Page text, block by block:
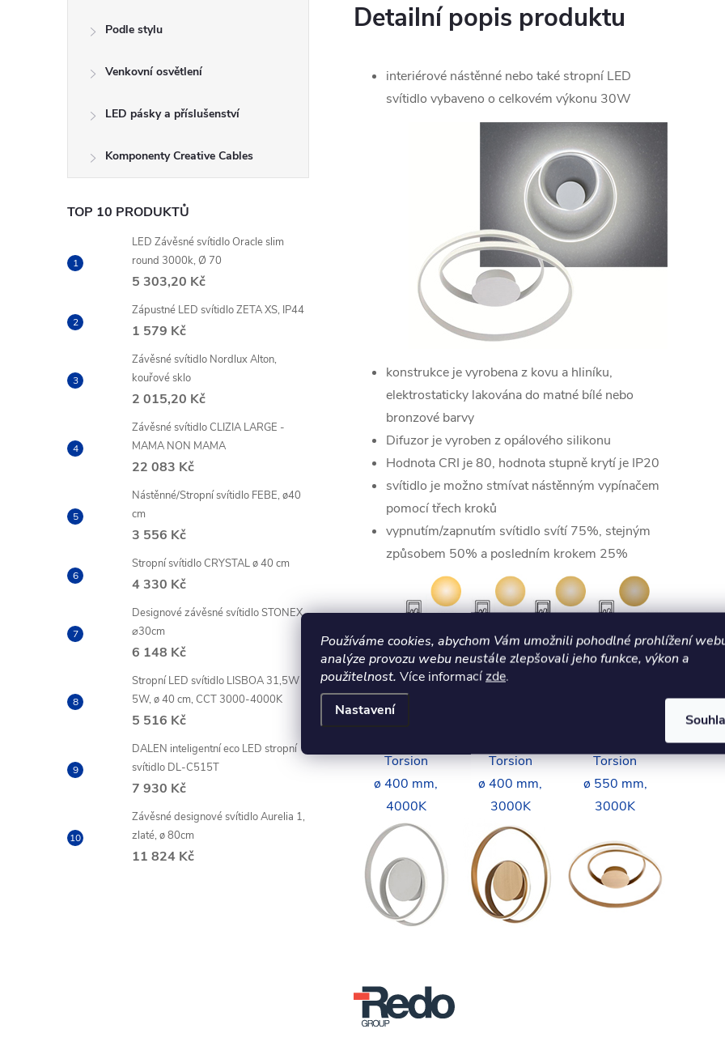
Používáme cookies, abychom Vám umožnili pohodlné prohlížení
analýze provozu webu neustále zlepšovali jeho funkce, výkon a
použitelnost. Více informacízde.
Nastavení
Podle stylu
Venkovní osvětlení
LED pásky a příslušenství
Komponenty Creative Cables
TOP 10 PRODUKTŮ
LED Závěsné svítidlo Oracle slim
round 3000k, Ø 70
5 303,20 Kč
Zápustné LED svítidlo ZETA XS, IP44
1 579 Kč
Závěsné svítidlo Nordlux Alton,
kouřové sklo
2 015,20 Kč
Závěsné svítidlo CLIZIA LARGE -
MAMA NON MAMA
22 083 Kč
Nástěnné/Stropní svítidlo FEBE, ø40
cm
3 556 Kč
Stropní svítidlo CRYSTAL ø 40 cm
4 330 Kč
Designové závěsné svítidlo STONEX
⌀30cm
6 148 Kč
Stropní LED svítidlo LISBOA 31,5W +
5W, ø 40 cm, CCT 3000-4000K
5 516 Kč
DALEN inteligentní eco LED stropní
svítidlo DL-C515T
7 930 Kč
Závěsné designové svítidlo Aurelia 1,
zlaté, ø 80cm
11 824 Kč
Detailní popis produktu
interiérové nástěnné nebo také stropní LED
svítidlo vybaveno o celkovém výkonu 30W
konstrukce je vyrobena z kovu a hliníku,
elektrostaticky lakována do matné bílé nebo
bronzové barvy
Difuzor je vyroben z opálového silikonu
Hodnota CRI je 80, hodnota stupně krytí je IP20
svítidlo je možno stmívat nástěnným vypínačem
pomocí třech kroků
vypnutím/zapnutím svítidlo svítí 75%, stejným
způsobem 50% a posledním krokem 25%
Nástěnné/stropní
Torsion
ø 400 mm,
4000K
Torsion
ø 400 mm,
3000K
Torsion
ø 550 mm,
3000K